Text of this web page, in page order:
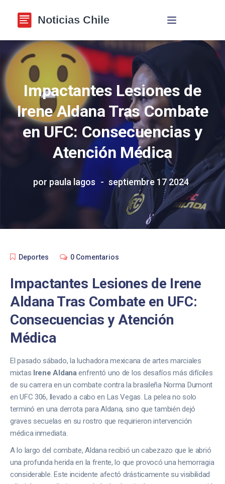
Navegación de
Impactantes Lesiones de
Irene Aldana Tras Combate
en UFC: Consecuencias y
Atención Médica
por paula lagos septiembre 17 2024
Deportes 0 Comentarios
Impactantes Lesiones de Irene
Aldana Tras Combate en UFC:
Consecuencias y Atención
Médica
El pasado sábado, la luchadora mexicana de artes marciales
mixtas Irene Aldanaenfrentó uno de los desafíos más difíciles
de su carrera en un combate contra la brasileña Norma Dumont
en UFC 306, llevado a cabo en Las Vegas. La pelea no solo
terminó en una derrota para Aldana, sino que también dejó
graves secuelas en su rostro que requirieron intervención
médica inmediata.
A lo largo del combate, Aldana recibió un cabezazo que le abrió
una profunda herida en la frente, lo que provocó una hemorragia
considerable. Este incidente afectó drásticamente su visibilidad